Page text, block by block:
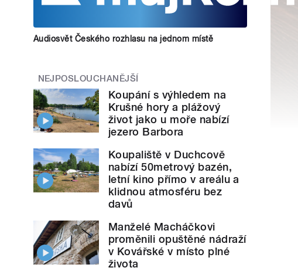
Audiosvět Českého rozhlasu na jednom místě
NEJPOSLOUCHANĚJŠÍ
Koupání s výhledem na
Krušné hory a plážový
život jako u moře nabízí
jezero Barbora
Koupaliště v Duchcově
nabízí 50metrový bazén,
letní kino přímo v areálu a
klidnou atmosféru bez
davů
Manželé Macháčkovi
proměnili opuštěné nádraží
v Kovářské v místo plné
života